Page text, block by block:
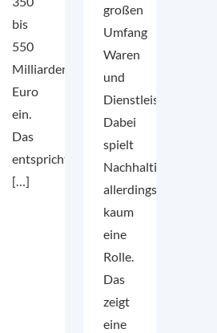
bis
550
Milliarden
Euro
ein.
Das
entspricht
[…]
großen
Umfang
Waren
und
Dienstleistungen.
Dabei
spielt
Nachhaltigkeit
allerdings
kaum
eine
Rolle.
Das
zeigt
eine